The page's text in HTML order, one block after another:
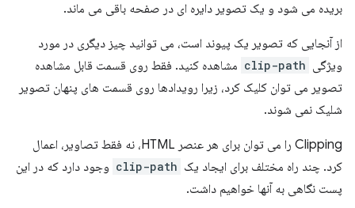
بریده می شود و یک تصویر دایره ای در صفحه باقی می ماند.
از آنجایی که تصویر یک پیوند است، می توانید چیز دیگری در مورد
ویژگی clip-path مشاهده کنید. فقط روی قسمت قابل مشاهده
تصویر می توان کلیک کرد، زیرا رویدادها روی قسمت های پنهان تصویر
شلیک نمی شوند.
Clipping را می توان برای هر عنصر HTML، نه فقط تصاویر، اعمال
کرد. چند راه مختلف برای ایجاد یک clip-path وجود دارد که در این
پست نگاهی به آنها خواهیم داشت.